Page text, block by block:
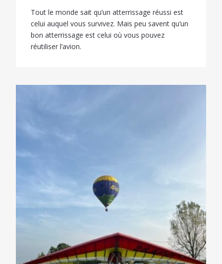
Tout le monde sait qu’un atterrissage réussi est
celui auquel vous survivez. Mais peu savent qu’un
bon atterrissage est celui où vous pouvez
réutiliser l’avion.